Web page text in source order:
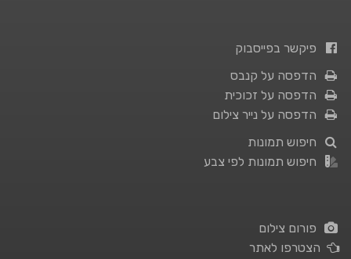
פיקשר בפייסבוק
הדפסה על קנבס
הדפסה על זכוכית
הדפסה על נייר צילום
חיפוש תמונות
חיפוש תמונות לפי צבע
פורום צילום
הצטרפו לאתר